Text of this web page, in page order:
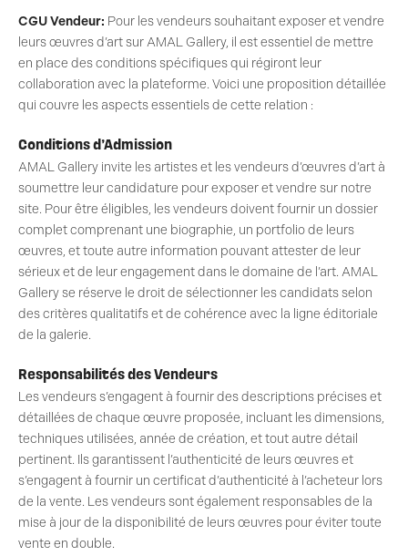
CGU Vendeur: Pour les vendeurs souhaitant exposer et vendre
leurs œuvres d’art sur AMAL Gallery, il est essentiel de mettre
en place des conditions spécifiques qui régiront leur
collaboration avec la plateforme. Voici une proposition détaillée
qui couvre les aspects essentiels de cette relation :
Conditions d’Admission
AMAL Gallery invite les artistes et les vendeurs d’œuvres d’art à
soumettre leur candidature pour exposer et vendre sur notre
site. Pour être éligibles, les vendeurs doivent fournir un dossier
complet comprenant une biographie, un portfolio de leurs
œuvres, et toute autre information pouvant attester de leur
sérieux et de leur engagement dans le domaine de l’art. AMAL
Gallery se réserve le droit de sélectionner les candidats selon
des critères qualitatifs et de cohérence avec la ligne éditoriale
de la galerie.
Responsabilités des Vendeurs
Les vendeurs s’engagent à fournir des descriptions précises et
détaillées de chaque œuvre proposée, incluant les dimensions,
techniques utilisées, année de création, et tout autre détail
pertinent. Ils garantissent l’authenticité de leurs œuvres et
s’engagent à fournir un certificat d’authenticité à l’acheteur lors
de la vente. Les vendeurs sont également responsables de la
mise à jour de la disponibilité de leurs œuvres pour éviter toute
vente en double.